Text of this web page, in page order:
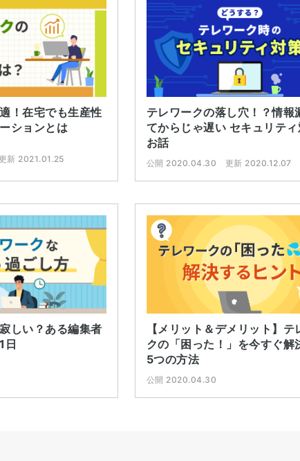
！在宅でも生産性
ションとは
新 2021.01.25
テレワークの落し穴！？情報
てからじゃ遅い セキュリテ
お話
公開 2020.04.30 更新 2020.12.07
しい？ある編集者
日
【メリット＆デメリット】テ
クの「困った！」を今すぐ解
5つの方法
公開 2020.04.30